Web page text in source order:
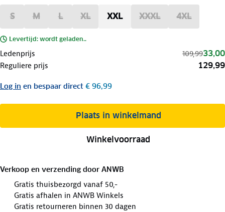
S M L XL XXL XXXL 4XL
Levertijd: wordt geladen..
Ledenprijs 109,9933,00
Reguliere prijs 129,99
Log in en bespaar direct € 96,99
Plaats in winkelmand
Winkelvoorraad
Verkoop en verzending door ANWB
Gratis thuisbezorgd vanaf 50,-
Gratis afhalen in ANWB Winkels
Gratis retourneren binnen 30 dagen